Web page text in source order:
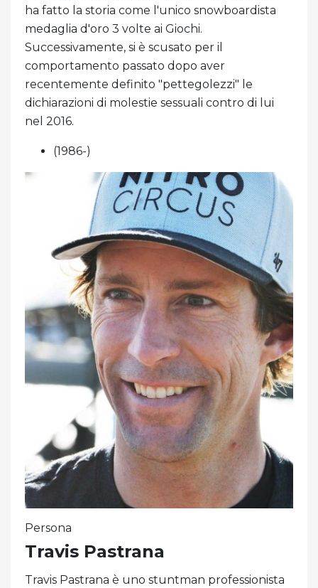
ha fatto la storia come l'unico snowboardista
medaglia d'oro 3 volte ai Giochi.
Successivamente, si è scusato per il
comportamento passato dopo aver
recentemente definito "pettegolezzi" le
dichiarazioni di molestie sessuali contro di lui
nel 2016.
(1986-)
Persona
Travis Pastrana
Travis Pastrana è uno stuntman professionista